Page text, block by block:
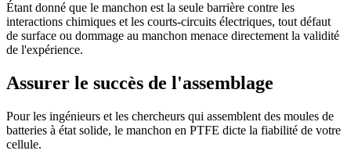
Étant donné que le manchon est la seule barrière contre les
interactions chimiques et les courts-circuits électriques, tout défaut
de surface ou dommage au manchon menace directement la validité
de l'expérience.
Assurer le succès de l'assemblage
Pour les ingénieurs et les chercheurs qui assemblent des moules de
batteries à état solide, le manchon en PTFE dicte la fiabilité de votre
cellule.